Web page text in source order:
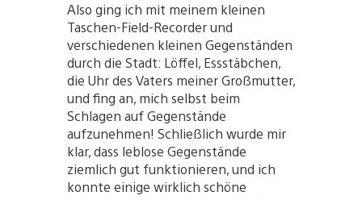
Also ging ich mit meinem kleinen
Taschen-Field-Recorder und
verschiedenen kleinen Gegenständen
durch die Stadt: Löffel, Essstäbchen,
die Uhr des Vaters meiner Großmutter,
und fing an, mich selbst beim
Schlagen auf Gegenstände
aufzunehmen! Schließlich wurde mir
klar, dass leblose Gegenstände
ziemlich gut funktionieren, und ich
konnte einige wirklich schöne